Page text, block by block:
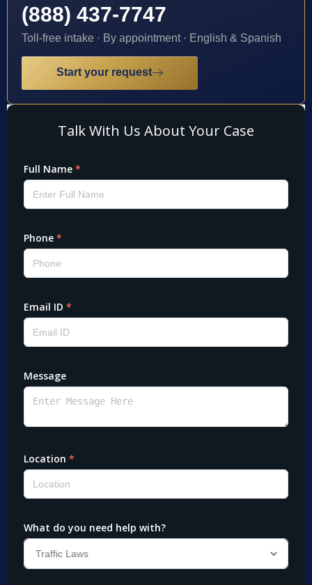
(888) 437-7747
Toll-free intake · By appointment · English & Spanish
Start your request